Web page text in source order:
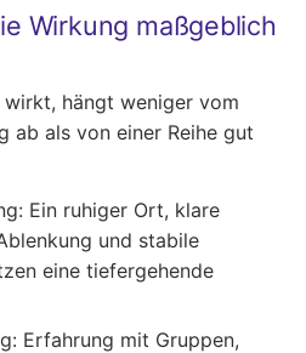
Wirkung maßgeblich
hängt weniger vom
ab als von einer Reihe gut
Ein ruhiger Ort, klare
und stabile
eine tiefergehende
Erfahrung mit Gruppen,